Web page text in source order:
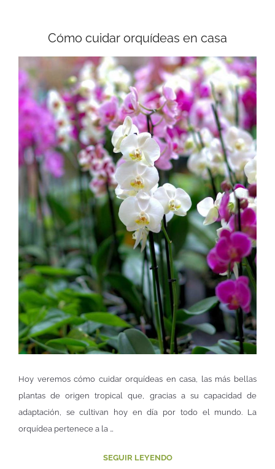
Cómo cuidar orquídeas en casa
Hoy veremos cómo cuidar orquídeas en casa, las más bellas
plantas de origen tropical que, gracias a su capacidad de
adaptación, se cultivan hoy en día por todo el mundo. La
orquídea pertenece a la …
SEGUIR LEYENDO